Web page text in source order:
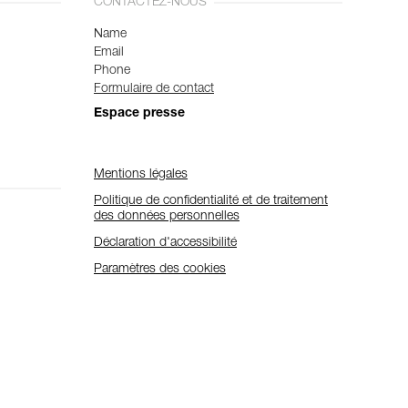
CONTACTEZ-NOUS
Name
Email
Phone
Formulaire de contact
Espace presse
Mentions légales
Politique de confidentialité et de traitement
des données personnelles
Déclaration d'accessibilité
Paramètres des cookies